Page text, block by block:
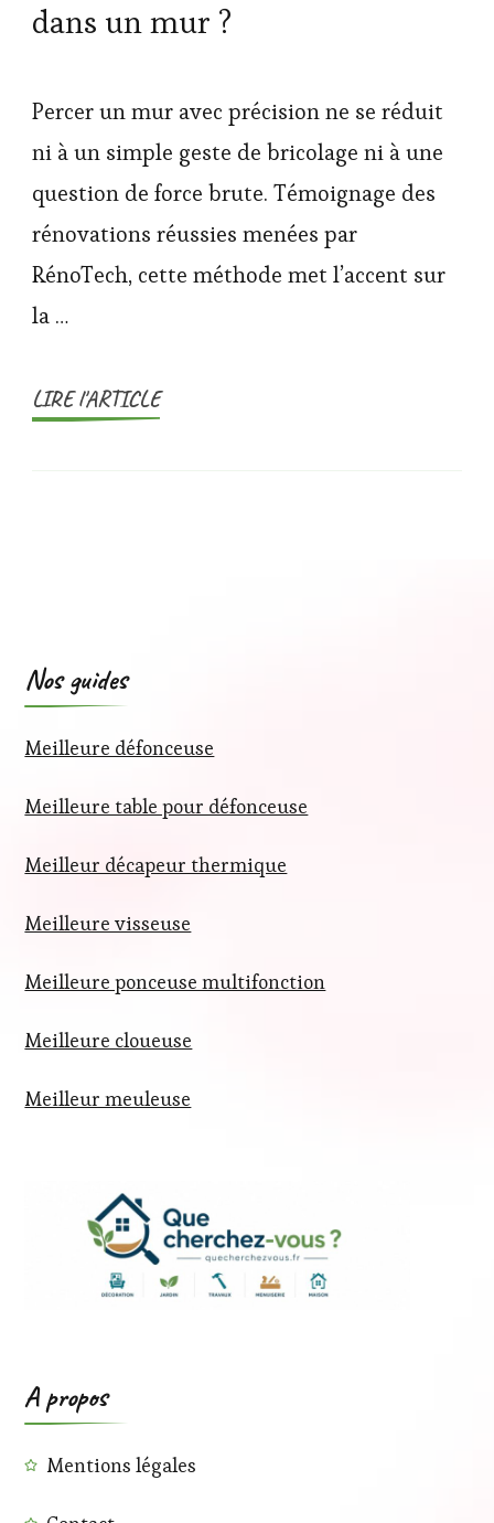
dans un mur ?
Percer un mur avec précision ne se réduit
ni à un simple geste de bricolage ni à une
question de force brute. Témoignage des
rénovations réussies menées par
RénoTech, cette méthode met l’accent sur
la …
LIRE l'ARTICLE
Nos guides
Meilleure défonceuse
Meilleure table pour défonceuse
Meilleur décapeur thermique
Meilleure visseuse
Meilleure ponceuse multifonction
Meilleure cloueuse
Meilleur meuleuse
A propos
Mentions légales